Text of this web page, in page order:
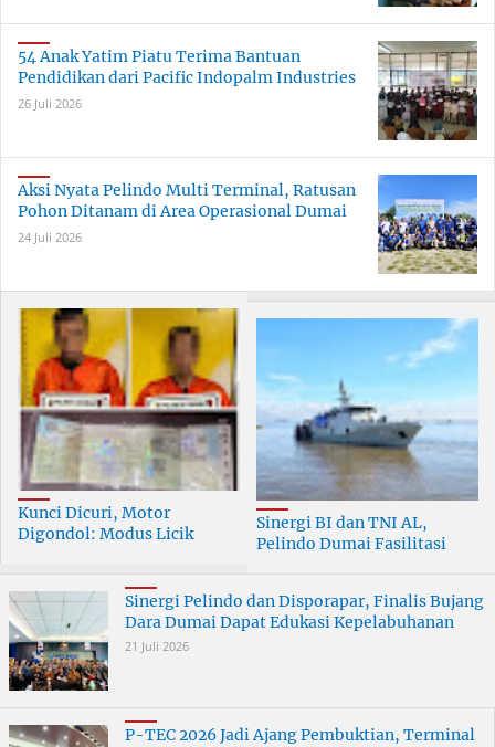
54 Anak Yatim Piatu Terima Bantuan
Pendidikan dari Pacific Indopalm Industries
26 Juli 2026
Aksi Nyata Pelindo Multi Terminal, Ratusan
Pohon Ditanam di Area Operasional Dumai
24 Juli 2026
Kunci Dicuri, Motor
Digondol: Modus Licik
Terungkap
Sinergi BI dan TNI AL,
Pelindo Dumai Fasilitasi
Sinergi Pelindo dan Disporapar, Finalis Bujang
Dara Dumai Dapat Edukasi Kepelabuhanan
21 Juli 2026
P-TEC 2026 Jadi Ajang Pembuktian, Terminal